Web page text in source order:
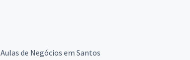
Aulas de Negócios em Santos